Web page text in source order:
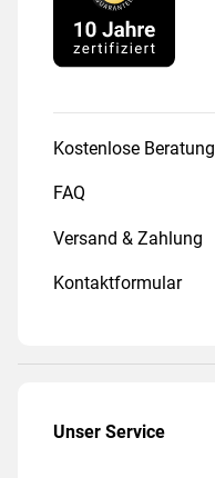
Kostenlose Beratung
FAQ
Versand & Zahlung
Kontaktformular
Unser Service